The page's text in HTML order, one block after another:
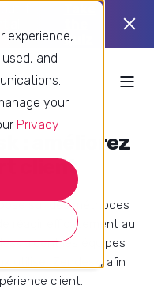
experience,
and
your
Privacy
quiz
client
sur des méthodes
réagir efficacement au
aident les équipes
utiliser Zendesk, afin
client.